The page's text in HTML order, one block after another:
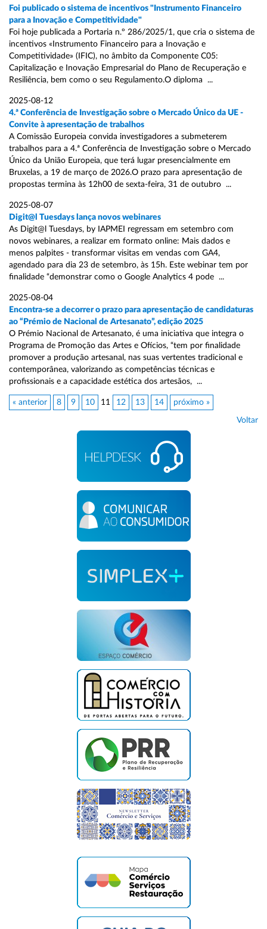
Foi publicado o sistema de incentivos "Instrumento Financeiro
para a Inovação e Competitividade"
Foi hoje publicada a Portaria n.º 286/2025/1, que cria o sistema de
incentivos «Instrumento Financeiro para a Inovação e
Competitividade» (IFIC), no âmbito da Componente C05:
Capitalização e Inovação Empresarial do Plano de Recuperação e
Resiliência, bem como o seu Regulamento.O diploma ...
2025-08-12
4.ª Conferência de Investigação sobre o Mercado Único da UE -
Convite à apresentação de trabalhos
A Comissão Europeia convida investigadores a submeterem
trabalhos para a 4.ª Conferência de Investigação sobre o Mercado
Único da União Europeia, que terá lugar presencialmente em
Bruxelas, a 19 de março de 2026.O prazo para apresentação de
propostas termina às 12h00 de sexta-feira, 31 de outubro ...
2025-08-07
Digit@l Tuesdays lança novos webinares
As Digit@l Tuesdays, by IAPMEI regressam em setembro com
novos webinares, a realizar em formato online: Mais dados e
menos palpites - transformar visitas em vendas com GA4,
agendado para dia 23 de setembro, às 15h. Este webinar tem por
finalidade “demonstrar como o Google Analytics 4 pode ...
2025-08-04
Encontra-se a decorrer o prazo para apresentação de candidaturas
ao “Prémio de Nacional de Artesanato”, edição 2025
O Prémio Nacional de Artesanato, é uma iniciativa que integra o
Programa de Promoção das Artes e Ofícios, “tem por finalidade
promover a produção artesanal, nas suas vertentes tradicional e
contemporânea, valorizando as competências técnicas e
profissionais e a capacidade estética dos artesãos, ...
« anterior 8 9 10 11 12 13 14 próximo »
Voltar